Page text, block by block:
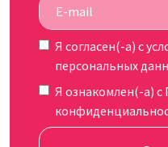
Я согласен(-а) c
персональных
Я ознакомлен(-а) с